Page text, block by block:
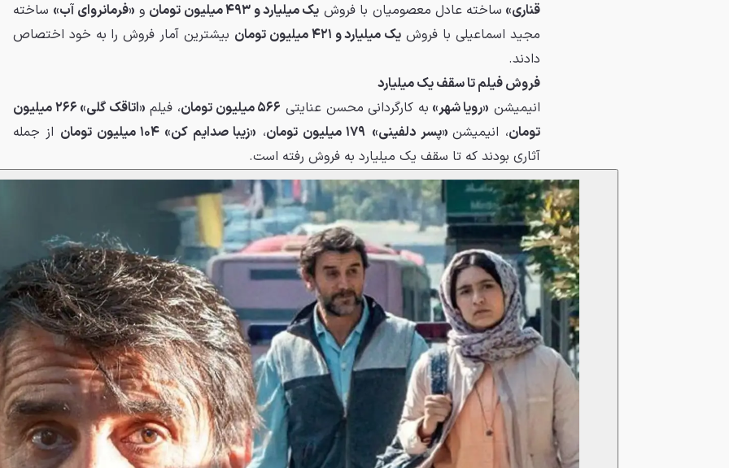
قناری» ساخته عادل معصومیان با فروش یک میلیارد و ۴۹۳ میلیون تومان و «فرمانروای آب» ساخته
مجید اسماعیلی با فروش یک میلیارد و ۴۲۱ میلیون تومان
بیشترین آمار فروش را به خود اختصاص
دادند.
فروش فیلم‌ تا سقف یک میلیارد
انیمیشن «رویا شهر» به کارگردانی محسن عنایتی ۵۶۶ میلیون تومان ، فیلم
«اتاقک گلی» ۲۶۶ میلیون
تومان، انیمیشن«پسر دلفینی» ۱۷۹ میلیون تومان ، «زیبا صدایم کن» ۱۰۴ میلیون تومان
از جمله
آثاری بودند که تا سقف یک میلیارد به فروش رفته است.